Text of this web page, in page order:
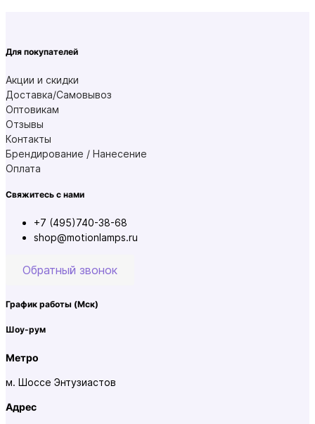
Для покупателей
Акции и скидки
Доставка/Самовывоз
Оптовикам
Отзывы
Контакты
Брендирование / Нанесение
Оплата
Свяжитесь с нами
+7 (495)740-38-68
shop@motionlamps.ru
Обратный звонок
График работы (Мск)
Шоу-рум
Метро
м. Шоссе Энтузиастов
Адрес